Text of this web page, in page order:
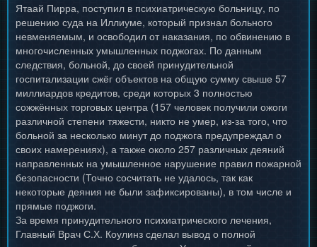
Ятаай Пирра, поступил в психиатрическую больницу, по
решению суда на Иллиуме, который признал больного
невменяемым, и освободил от наказания, по обвинению в
многочисленных умышленных поджогах. По данным
следствия, больной, до своей принудительной
госпитализации сжёг объектов на общую сумму свыше 57
миллиардов кредитов, среди которых 3 полностью
сожжённых торговых центра (157 человек получили ожоги
различной степени тяжести, никто не умер, из-за того, что
больной за несколько минут до поджога предупреждал о
своих намерениях), а также около 257 различных деяний
направленных на умышленное нарушение правил пожарной
безопасности (Точно сосчитать не удалось, так как
некоторые деяния не были зафиксированы), в том числе и
прямые поджоги.
За время принудительного психиатрического лечения,
Главный Врач С.Х. Коулинз сделал вывод о полной